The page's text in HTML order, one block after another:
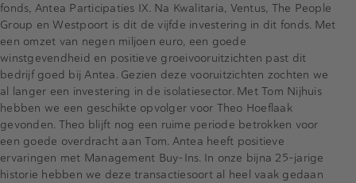
fonds, Antea Participaties IX. Na Kwalitaria, Ventus, The People
Group en Westpoort is dit de vijfde investering in dit fonds. Met
een omzet van negen miljoen euro, een goede
winstgevendheid en positieve groeivooruitzichten past dit
bedrijf goed bij Antea. Gezien deze vooruitzichten zochten we
al langer een investering in de isolatiesector. Met Tom Nijhuis
hebben we een geschikte opvolger voor Theo Hoeflaak
gevonden. Theo blijft nog een ruime periode betrokken voor
een goede overdracht aan Tom. Antea heeft positieve
ervaringen met Management Buy-Ins. In onze bijna 25-jarige
historie hebben we deze transactiesoort al heel vaak gedaan